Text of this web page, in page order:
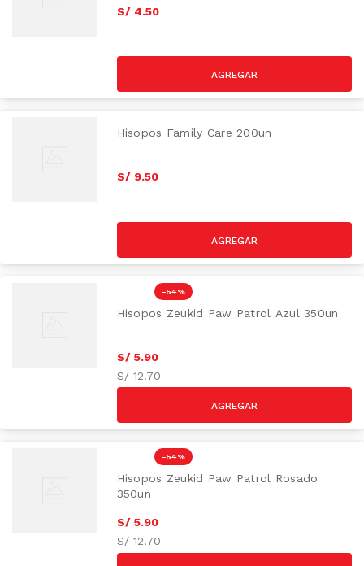
S/ 4.50
Hisopos Family Care 200un
S/ 9.50
-54 %
Hisopos Zeukid Paw Patrol Azul 350un
S/ 5.90
S/12.70
-54 %
Hisopos Zeukid Paw Patrol Rosado
350un
S/ 5.90
S/12.70